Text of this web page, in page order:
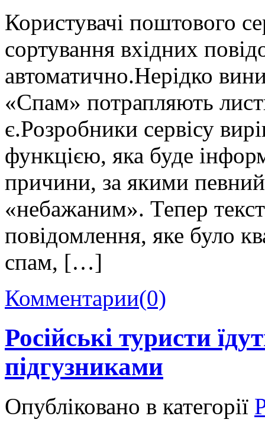
Користувачі поштового
сортування вхідних
автоматично.Нерідко
«Спам» потрапляють
є.Розробники сервісу
функцією, яка буде
причини, за якими
«небажаним». Тепер
повідомлення, яке було
спам, […]
Комментарии(0)
Російські туристи
підгузниками
Опубліковано в категорії